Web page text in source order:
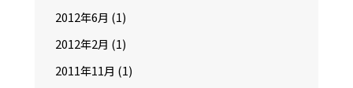
2012年6月 (1)
2012年2月 (1)
2011年11月 (1)